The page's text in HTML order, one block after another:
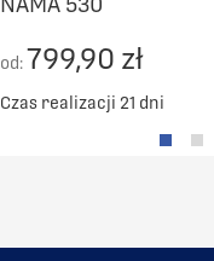
od:799,90 zł
Czas realizacji 21 dni